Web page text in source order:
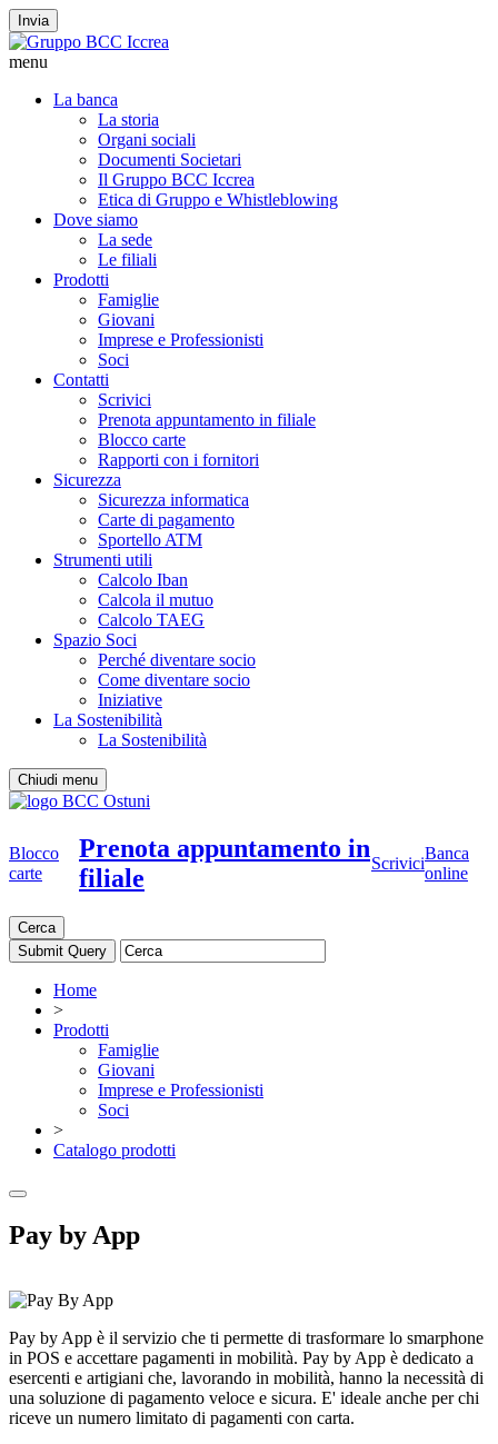
Invia
menu
La banca
La storia
Organi sociali
Documenti Societari
Il Gruppo BCC Iccrea
Etica di Gruppo e Whistleblowing
Dove siamo
La sede
Le filiali
Prodotti
Famiglie
Giovani
Imprese e Professionisti
Soci
Contatti
Scrivici
Prenota appuntamento in filiale
Blocco carte
Rapporti con i fornitori
Sicurezza
Sicurezza informatica
Carte di pagamento
Sportello ATM
Strumenti utili
Calcolo Iban
Calcola il mutuo
Calcolo TAEG
Spazio Soci
Perché diventare socio
Come diventare socio
Iniziative
La Sostenibilità
La Sostenibilità
Chiudi menu
Blocco
carte
Prenota appuntamento in
filiale
Scrivici
Banca
online
Cerca
Home
>
Prodotti
Famiglie
Giovani
Imprese e Professionisti
Soci
>
Catalogo prodotti
Pay by App
Pay by App è il servizio che ti permette di trasformare lo smarphone
in POS e accettare pagamenti in mobilità. Pay by App è dedicato a
esercenti e artigiani che, lavorando in mobilità, hanno la necessità di
una soluzione di pagamento veloce e sicura. E' ideale anche per chi
riceve un numero limitato di pagamenti con carta.